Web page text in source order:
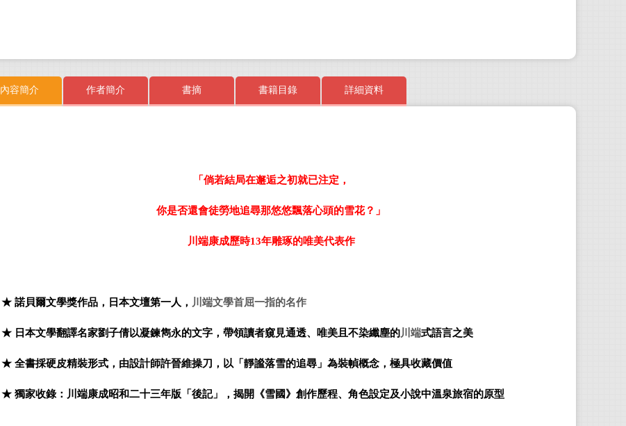
內容簡介 作者簡介 書摘 書籍目錄 詳細資料
「倘若結局在邂逅之初就已注定，
你是否還會徒勞地追尋那悠悠飄落心頭的雪花？」
川端康成歷時13年雕琢的唯美代表作
★ 諾貝爾文學獎作品， 日本文壇第一人， 川端文學首屈一指的名作
★ 日本文學翻譯名家劉子倩以凝鍊雋永的文字，帶領讀者窺見通透、唯美且不染纖塵的川端式語言之美
★ 全書採硬皮精裝形式，由設計師許晉維操刀，以「靜謐落雪的追尋」為裝幀概念，極具收藏價值
★ 獨家收錄：川端康成昭和二十三年版「後記」，揭開《雪國》創作歷程、角色設定及小說中溫泉旅宿的原型